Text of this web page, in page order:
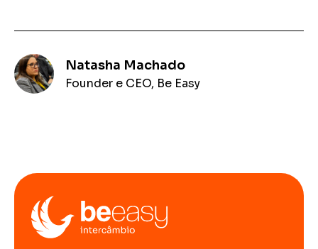
Natasha Machado
Founder e CEO, Be Easy